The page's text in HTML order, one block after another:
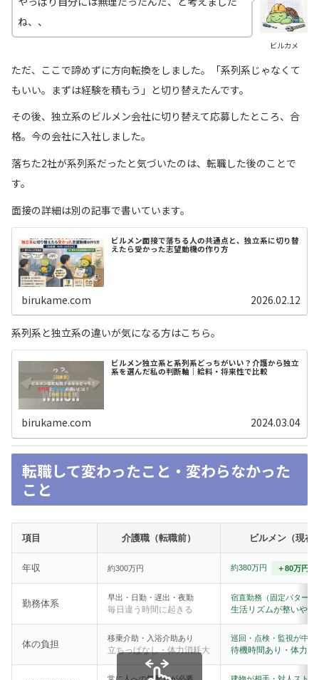
ビルカメ
ね、、
ただ、ここで諦めずに方向転換をしました。「系列系じゃなくて
もいい。まずは経験を積もう」と切り替えたんです。
その後、独立系のビルメン会社に切り替えて応募したところ、合
格。今の会社に入社しました。
落ちた2社が系列系だったと気づいたのは、転職した後のことで
す。
面接の詳細は別の記事で書いています。
ビルメン面接で落ちる人の共通点と、独立系に切り替
えたら受かった志望動機の作り方
birukame.com 2026.02.12
系列系と独立系の違いが気になる方はこちら。
ビルメン独立系と系列系どっちがいい？介護から独立
系を選んだ私の判断軸｜給料・将来性で比較
birukame.com 2024.03.04
転職して変わったこと・変わらなかった
こと
項目 介護職（転職前） ビルメン（現在
年収 約300万円 約380万円 ＋80万円
勤務体系
早出・日勤・遅出・夜勤
毎日違う時間に起きる
宿直勤務（固定パターン
生活リズムが整いやす
体の負担
移乗介助・入浴介助あり
立ちっぱなし・体力消耗大
巡回・点検・監視が中心
待機時間あり・体力的